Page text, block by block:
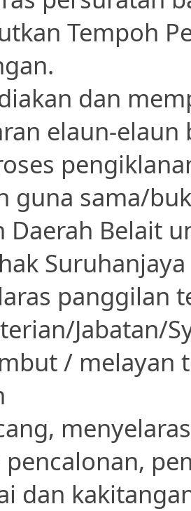
Tempoh
dan
elaun-
guna sama/
Daerah Belait
panggilan
Jabatan/
/ melayan
dan